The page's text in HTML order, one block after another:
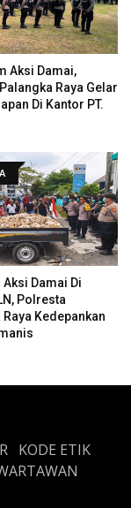
Aksi Damai,
Raya Gelar
Di Kantor PT.
Damai Di
Polresta
Raya Kedepankan
KODE ETIK